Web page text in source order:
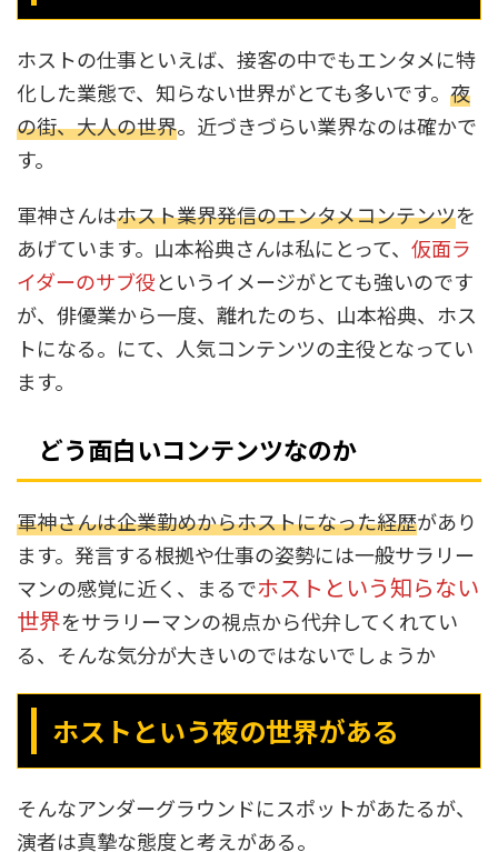
ホストの仕事といえば、接客の中でもエンタメに特
化した業態で、知らない世界がとても多いです。 夜
の街、大人の世界。近づきづらい業界なのは確かで
す。
軍神さんはホスト業界発信のエンタメコンテンツを
あげています。山本裕典さんは私にとって、 仮面ラ
イダーのサブ役というイメージがとても強いのです
が、俳優業から一度、離れたのち、山本裕典、ホス
トになる。にて、人気コンテンツの主役となってい
ます。
どう面白いコンテンツなのか
軍神さんは企業勤めからホストになった経歴があり
ます。発言する根拠や仕事の姿勢には一般サラリー
マンの感覚に近く、まるでホストという知らない
世界をサラリーマンの視点から代弁してくれてい
る、そんな気分が大きいのではないでしょうか
ホストという夜の世界がある
そんなアンダーグラウンドにスポットがあたるが、
演者は真摯な態度と考えがある。